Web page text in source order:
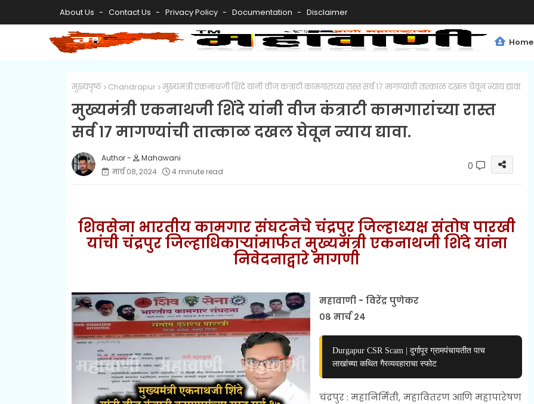
About Us Contact Us Privacy Policy Documentation Disclaimer
Home
मुख्यपृष्ठ Chandrapur मुख्यमंत्री एकनाथजी शिंदे यांनी वीज कंत्राटी कामगारांच्या रास्त सर्व १७ मागण्यांची तात्काळ दखल घेवून न्याय द्यावा.
मुख्यमंत्री एकनाथजी शिंदे यांनी वीज कंत्राटी कामगारांच्या रास्त
सर्व १७ मागण्यांची तात्काळ दखल घेवून न्याय द्यावा.
Mahawani
मार्च ०८, २०२४
4 minute read 0
शिवसेना भारतीय कामगार संघटनेचे चंद्रपुर जिल्हाध्यक्ष संतोष पारखी
यांची चंद्रपुर जिल्हाधिकाऱ्यांमार्फत मुख्यमंत्री एकनाथजी शिंदे यांना
निवेदनाद्वारे मागणी
महावाणी - विरेंद्र पुणेकर
०८ मार्च २४
Durgapur CSR Scam | दुर्गापूर ग्रामपंचायतीत पाच
लाखांच्या कथित गैरव्यवहाराचा स्फोट
चंद्रपुर : महानिर्मिती, महावितरण आणि महापारेषण